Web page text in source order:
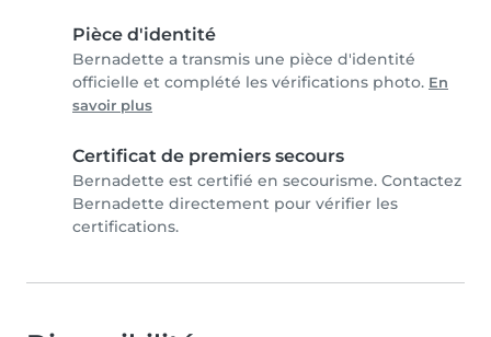
Pièce d'identité
Bernadette a transmis une pièce d'identité
officielle et complété les vérifications photo. En
savoir plus
Certificat de premiers secours
Bernadette est certifié en secourisme. Contactez
Bernadette directement pour vérifier les
certifications.